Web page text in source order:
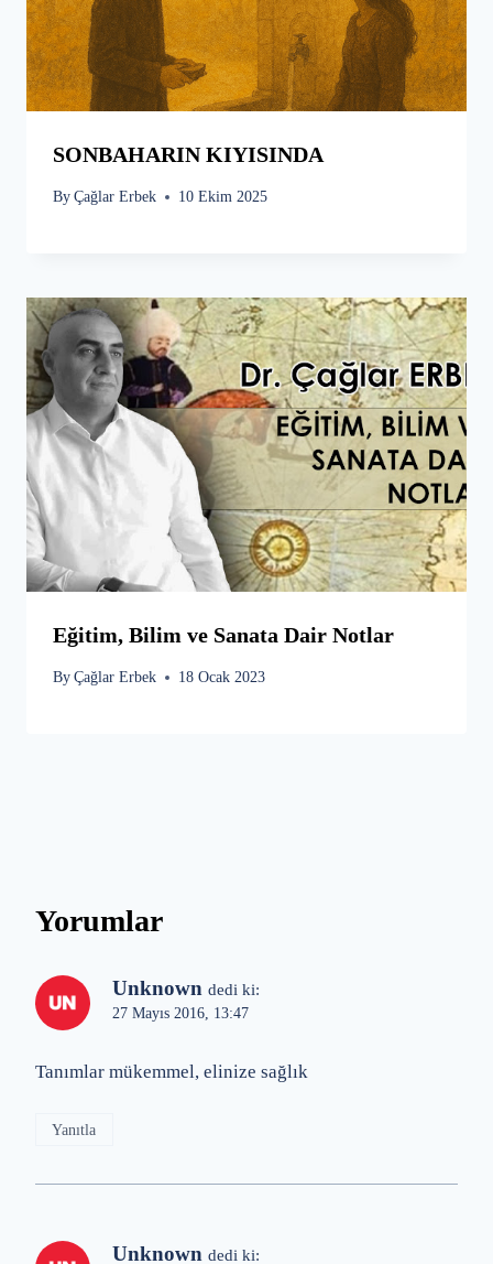
SONBAHARIN KIYISINDA
By Çağlar Erbek 10 Ekim 2025
Eğitim, Bilim ve Sanata Dair Notlar
By Çağlar Erbek 18 Ocak 2023
Yorumlar
Unknown dedi ki:
27 Mayıs 2016, 13:47
Tanımlar mükemmel, elinize sağlık
Yanıtla
Unknown dedi ki: